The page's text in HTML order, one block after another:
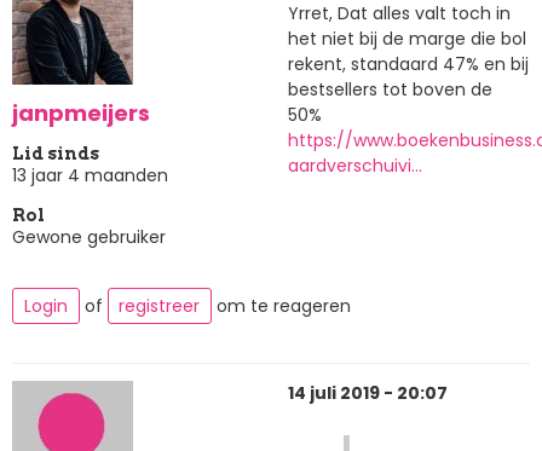
janpmeijers
Lid sinds
13 jaar 4 maanden
Rol
Gewone gebruiker
Yrret, Dat alles valt toch in
het niet bij de marge die bol
rekent, standaard 47% en bij
bestsellers tot boven de
50%
https://
aardverschuivi…
Login of registreer om te reageren
14 juli 2019 - 20:07